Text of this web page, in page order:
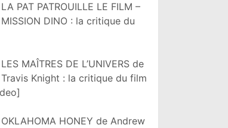
LA PAT PATROUILLE LE FILM –
MISSION DINO : la critique du
LES MAÎTRES DE L’UNIVERS de
Travis Knight : la critique du film
OKLAHOMA HONEY de Andrew